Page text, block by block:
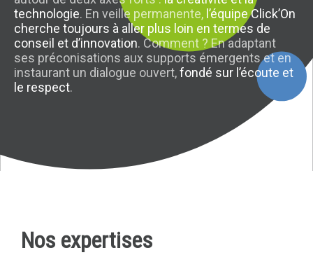
technologie. En veille permanente, l’équipe Click’On
cherche toujours à aller plus loin en termes de
conseil et d’innovation. Comment ? En adaptant
ses préconisations aux supports émergents et en
instaurant un dialogue ouvert,fondé sur l’écoute et
le respect.
Nos expertises